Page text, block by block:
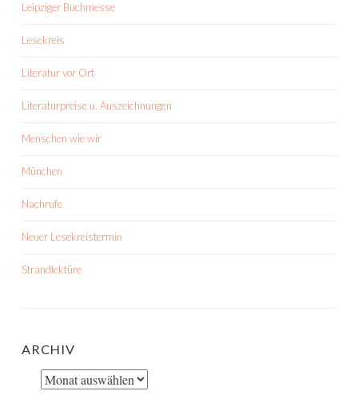
Leipziger Buchmesse
Lesekreis
Literatur vor Ort
Literaturpreise u. Auszeichnungen
Menschen wie wir
München
Nachrufe
Neuer Lesekreistermin
Strandlektüre
ARCHIV
Archiv